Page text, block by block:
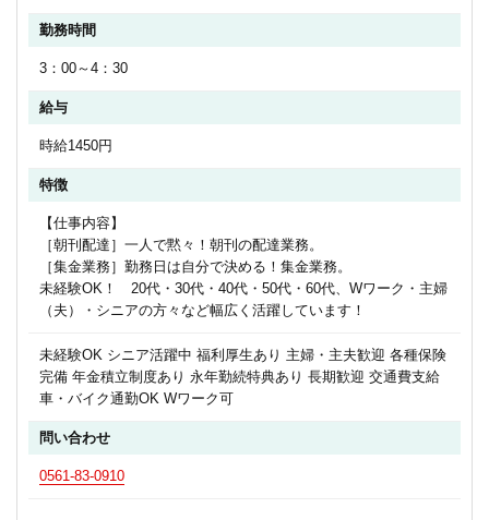
勤務時間
3：00～4：30
給与
時給1450円
特徴
【仕事内容】
［朝刊配達］一人で黙々！朝刊の配達業務。
［集金業務］勤務日は自分で決める！集金業務。
未経験OK！ 20代・30代・40代・50代・60代、Wワーク・主婦
（夫）・シニアの方々など幅広く活躍しています！
未経験OK シニア活躍中 福利厚生あり 主婦・主夫歓迎 各種保険
完備 年金積立制度あり 永年勤続特典あり 長期歓迎 交通費支給
車・バイク通勤OK Wワーク可
問い合わせ
0561-83-0910